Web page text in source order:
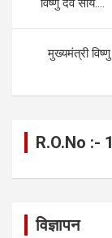
o
k
er
विष्णु देव साय….
मुख्यमंत्री
R.O.No :-
विज्ञापन